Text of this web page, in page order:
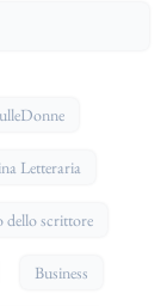
Letteraria
dello scrittore
Business